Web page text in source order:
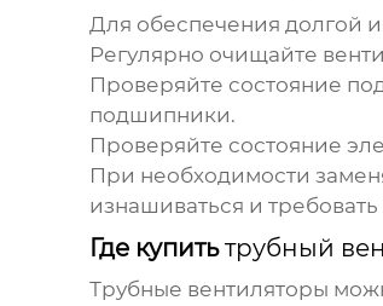
Для обеспечения долгой
Регулярно очищайте
Проверяйте состояние
подшипники.
Проверяйте состояние
При необходимости
изнашиваться и
Где купитьтрубный
Трубные вентиляторы